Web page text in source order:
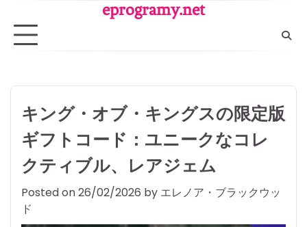
content
eprogramy.net
キング・オブ・キングスの限定版
ギフトコード：ユニークなコレ
クティブル、レアジェム
Posted on26/02/2026 by エレノア・ブラックウッ
ド